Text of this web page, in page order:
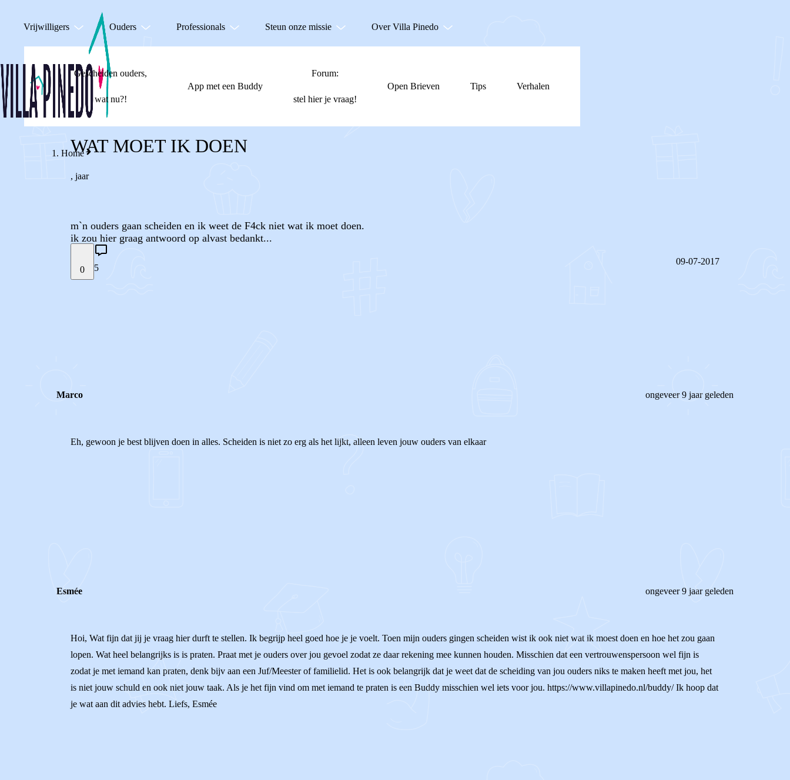
Vrijwilligers Ouders Professionals Steun onze missie Over Villa Pinedo
Gescheiden ouders,
wat nu?!
App met een Buddy
Forum:
stel hier je vraag!
Open Brieven Tips Verhalen
Home
WAT MOET IK DOEN
, jaar
m`n ouders gaan scheiden en ik weet de F4ck niet wat ik moet doen.
ik zou hier graag antwoord op alvast bedankt...
0 5
09-07-2017
Marco ongeveer 9 jaar geleden
Eh, gewoon je best blijven doen in alles. Scheiden is niet zo erg als het lijkt, alleen leven jouw ouders van elkaar
Esmée ongeveer 9 jaar geleden
Hoi, Wat fijn dat jij je vraag hier durft te stellen. Ik begrijp heel goed hoe je je voelt. Toen mijn ouders gingen scheiden wist ik ook niet wat ik moest doen en hoe het zou gaan
lopen. Wat heel belangrijks is is praten. Praat met je ouders over jou gevoel zodat ze daar rekening mee kunnen houden. Misschien dat een vertrouwenspersoon wel fijn is
zodat je met iemand kan praten, denk bijv aan een Juf/Meester of familielid. Het is ook belangrijk dat je weet dat de scheiding van jou ouders niks te maken heeft met jou, het
is niet jouw schuld en ook niet jouw taak. Als je het fijn vind om met iemand te praten is een Buddy misschien wel iets voor jou. https://www.villapinedo.nl/buddy/ Ik hoop dat
je wat aan dit advies hebt. Liefs, Esmée